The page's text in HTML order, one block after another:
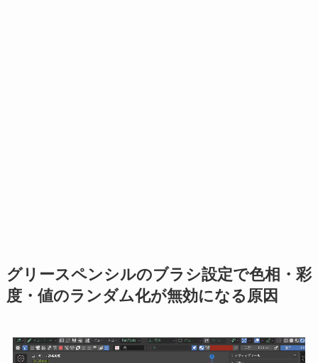
グリースペンシルのブラシ設定で色相・彩
度・値のランダム化が無効になる原因